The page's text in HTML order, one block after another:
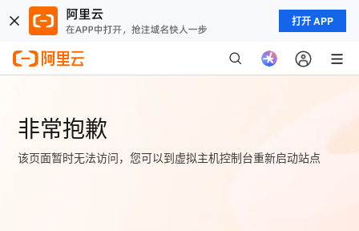
打开 APP
非常抱歉
该页面暂时无法访问，您可以到虚拟主机控制台重新启动站点